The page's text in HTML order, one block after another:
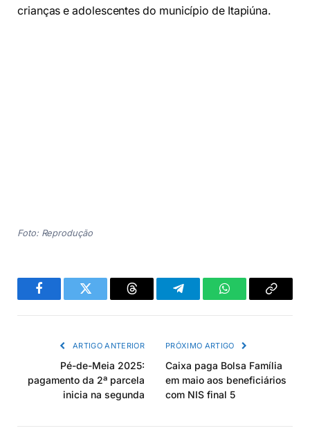
crianças e adolescentes do município de Itapiúna.
Foto: Reprodução
FacebookTwitter Threads TelegramWhatsAppCopiar
ARTIGO ANTERIOR
Pé-de-Meia 2025:
pagamento da 2ª parcela
inicia na segunda
PRÓXIMO ARTIGO
Caixa paga Bolsa Família
em maio aos beneficiários
com NIS final 5